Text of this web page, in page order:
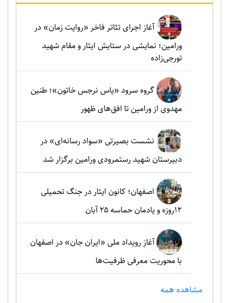
آغاز اجرای تئاتر فاخر «روایت زمان» در
ورامین؛ نمایشی در ستایش ایثار و مقام شهید
تورجی‌زاده
گروه سرود «یاس نرجس خاتون»؛ طنین
مهدوی از ورامین تا افق‌های ظهور
نشست بصیرتی «سواد رسانه‌ای» در
دبیرستان شهید رستمرودی ورامین برگزار شد
اصفهان؛ کانون ایثار در جنگ تحمیلی
۱۲روزه و یادمان حماسه ۲۵ آبان
آغاز رویداد ملی «ایران جان» در اصفهان
با محوریت معرفی ظرفیت‌ها
مشاهده همه